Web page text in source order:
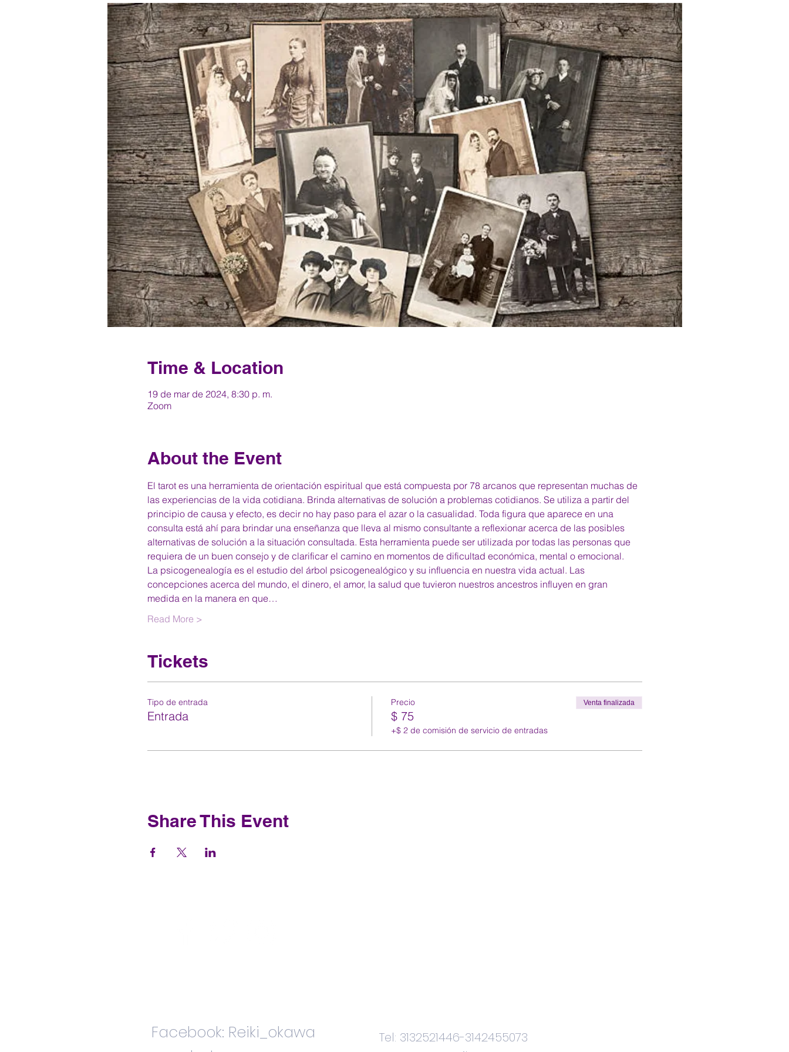
Time & Location
19 de mar de 2024, 8:30 p. m.
Zoom
About the Event
El tarot es una herramienta de orientación espiritual que está compuesta por 78 arcanos que representan muchas de
las experiencias de la vida cotidiana. Brinda alternativas de solución a problemas cotidianos. Se utiliza a partir del
principio de causa y efecto, es decir no hay paso para el azar o la casualidad. Toda figura que aparece en una
consulta está ahí para brindar una enseñanza que lleva al mismo consultante a reflexionar acerca de las posibles
alternativas de solución a la situación consultada. Esta herramienta puede ser utilizada por todas las personas que
requiera de un buen consejo y de clarificar el camino en momentos de dificultad económica, mental o emocional.
La psicogenealogía es el estudio del árbol psicogenealógico y su influencia en nuestra vida actual. Las
concepciones acerca del mundo, el dinero, el amor, la salud que tuvieron nuestros ancestros influyen en gran
medida en la manera en que…
Read More >
Tickets
Tipo de entrada
Entrada
Precio
$ 75
+$ 2 de comisión de servicio de entradas
Venta finalizada
Share This Event
Facebook: Reiki_okawa
Tel: 3132521446-3142455073